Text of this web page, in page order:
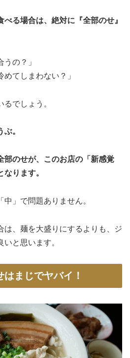
べる場合は、絶対に『全部のせ』
うの？」
めてしまわない？」
でしょう。
。
部のせが、このお店の「新感覚
ります。
」で問題ありません。
は、麺を大盛りにするよりも、ジ
いと思います。
まじでヤバイ！